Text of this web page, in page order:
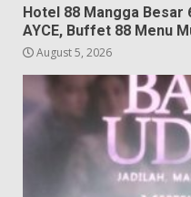
Hotel 88 Mangga Besar
AYCE, Buffet 88 Menu
August 5, 2026